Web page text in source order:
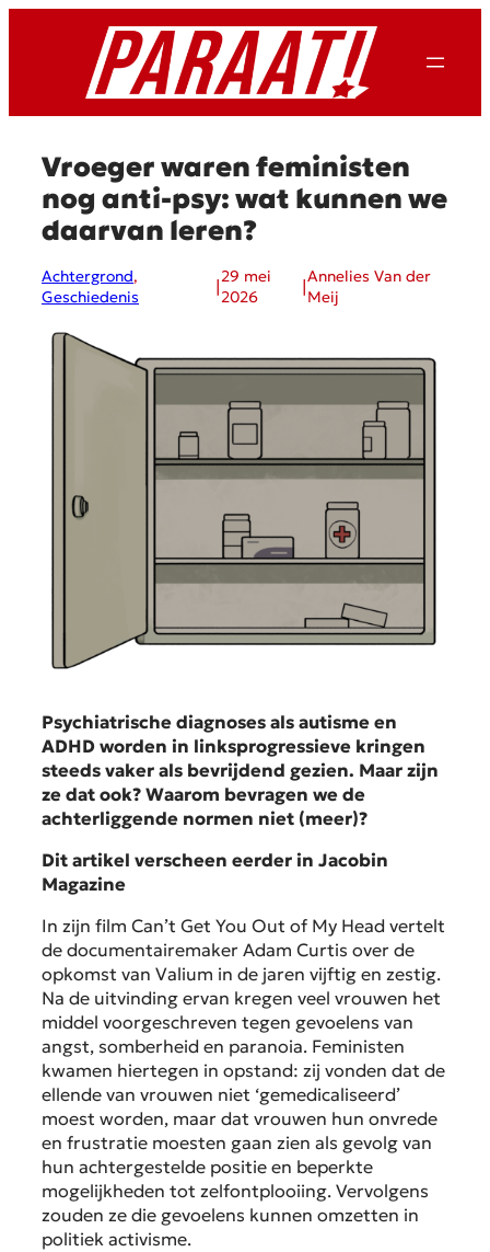
Vroeger waren feministen
nog anti-psy: wat kunnen we
daarvan leren?
Achtergrond
Geschiedenis
|29 mei
2026
|Annelies Van der
Meij
Psychiatrische diagnoses als autisme en
ADHD worden in linksprogressieve kringen
steeds vaker als bevrijdend gezien. Maar zijn
ze dat ook? Waarom bevragen we de
achterliggende normen niet (meer)?
Dit artikel verscheen eerder in Jacobin
Magazine
In zijn film Can’t Get You Out of My Head vertelt
de documentairemaker Adam Curtis over de
opkomst van Valium in de jaren vijftig en zestig.
Na de uitvinding ervan kregen veel vrouwen het
middel voorgeschreven tegen gevoelens van
angst, somberheid en paranoia. Feministen
kwamen hiertegen in opstand: zij vonden dat de
ellende van vrouwen niet ‘gemedicaliseerd’
moest worden, maar dat vrouwen hun onvrede
en frustratie moesten gaan zien als gevolg van
hun achtergestelde positie en beperkte
mogelijkheden tot zelfontplooiing. Vervolgens
zouden ze die gevoelens kunnen omzetten in
politiek activisme.